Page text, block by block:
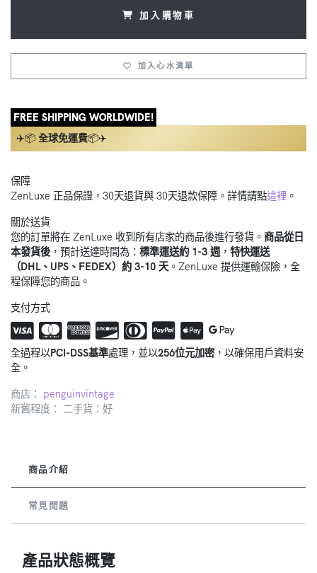
加入購物車
加入心水清單
FREE SHIPPING WORLDWIDE!
✈️📦 全球免運費📦✈️
保障
ZenLuxe 正品保證，30天退貨與 30天退款保障。詳情請點這裡 。
關於送貨
您的訂單將在 ZenLuxe 收到所有店家的商品後進行發貨。 商品從日
本發貨後，預計送達時間為： 標準運送約 1-3 週 ， 特快運送
（DHL、UPS、FEDEX）約 3-10 天 。ZenLuxe 提供運輸保險，全
程保障您的商品。
支付方式
全過程以PCI-DSS基準處理，並以256位元加密，以確保用戶資料安
全。
商店： penguinvintage
新舊程度： 二手貨：好
商品介紹
常見問題
產品狀態概覽